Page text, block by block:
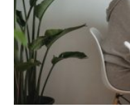
på
det
arbejdsmarked